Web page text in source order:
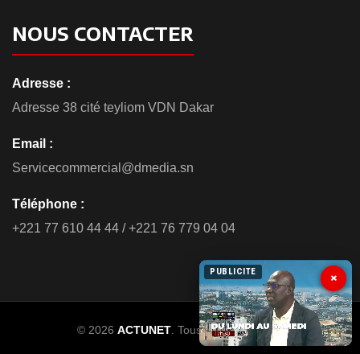
NOUS CONTACTER
Adresse :
Adresse 38 cité teyliom VDN Dakar
Email :
Servicecommercial@dmedia.sn
Téléphone :
+221 77 610 44 44 / +221 76 779 04 04
© 2026 ACTUNET. Tous droits réservés.
×
PUBLICITE